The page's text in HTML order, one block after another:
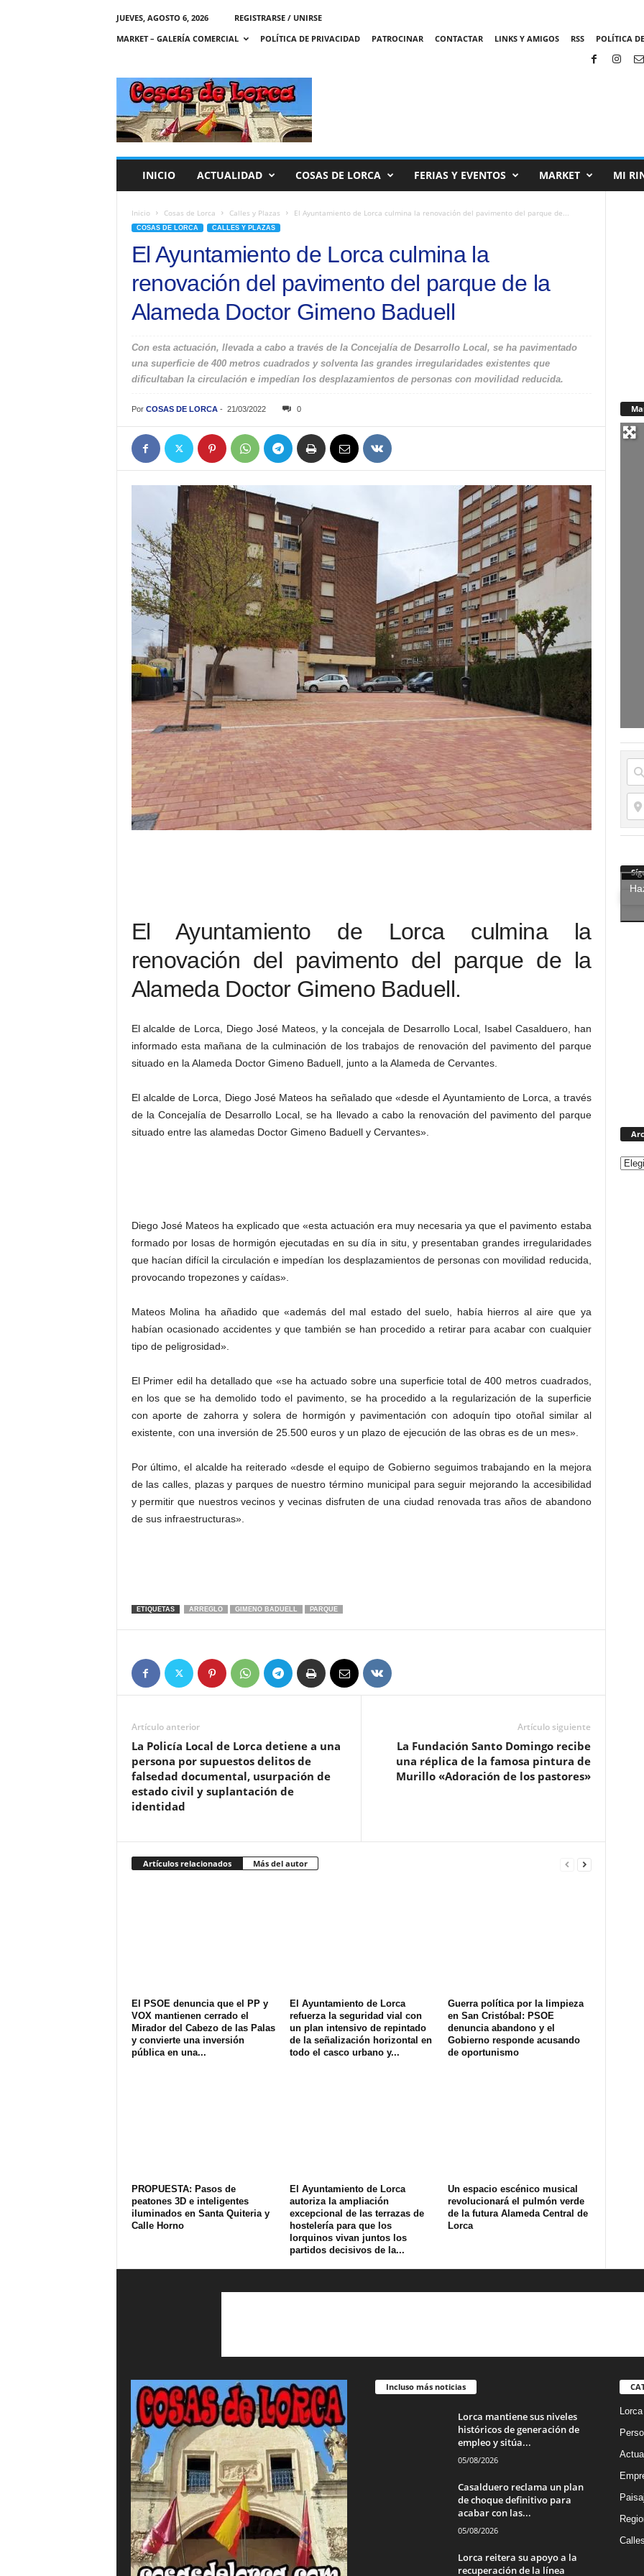
JUEVES, AGOSTO 6, 2026
REGISTRARSE / UNIRSE
MARKET – GALERÍA COMERCIAL
POLÍTICA DE PRIVACIDAD PATROCINAR CONTACTAR LINKS Y AMIGOS RSS POLÍTICA
C
A
S
INICIO ACTUALIDAD COSAS DE LORCA FERIAS Y EVENTOS MARKET MI
Inicio Cosas de Lorca Calles y Plazas El Ayuntamiento de Lorca culmina la renovación del pavimento del parque de...
COSAS DE LORCA CALLES Y PLAZAS
El Ayuntamiento de Lorca culmina la
renovación del pavimento del parque de la
Alameda Doctor Gimeno Baduell
Con esta actuación, llevada a cabo a través de la Concejalía de Desarrollo Local, se ha pavimentado
una superficie de 400 metros cuadrados y solventa las grandes irregularidades existentes que
dificultaban la circulación e impedían los desplazamientos de personas con movilidad reducida.
Por COSAS DE LORCA- 21/03/2022 0
El Ayuntamiento de Lorca culmina la
renovación del pavimento del parque de la
Alameda Doctor Gimeno Baduell.
El alcalde de Lorca, Diego José Mateos, y la concejala de Desarrollo Local, Isabel Casalduero, han
informado esta mañana de la culminación de los trabajos de renovación del pavimento del parque
situado en la Alameda Doctor Gimeno Baduell, junto a la Alameda de Cervantes.
El alcalde de Lorca, Diego José Mateos ha señalado que «desde el Ayuntamiento de Lorca, a través
de la Concejalía de Desarrollo Local, se ha llevado a cabo la renovación del pavimento del parque
situado entre las alamedas Doctor Gimeno Baduell y Cervantes».
Diego José Mateos ha explicado que «esta actuación era muy necesaria ya que el pavimento estaba
formado por losas de hormigón ejecutadas en su día in situ, y presentaban grandes irregularidades
que hacían difícil la circulación e impedían los desplazamientos de personas con movilidad reducida,
provocando tropezones y caídas».
Mateos Molina ha añadido que «además del mal estado del suelo, había hierros al aire que ya
habían ocasionado accidentes y que también se han procedido a retirar para acabar con cualquier
tipo de peligrosidad».
El Primer edil ha detallado que «se ha actuado sobre una superficie total de 400 metros cuadrados,
en los que se ha demolido todo el pavimento, se ha procedido a la regularización de la superficie
con aporte de zahorra y solera de hormigón y pavimentación con adoquín tipo otoñal similar al
existente, con una inversión de 25.500 euros y un plazo de ejecución de las obras es de un mes».
Por último, el alcalde ha reiterado «desde el equipo de Gobierno seguimos trabajando en la mejora
de las calles, plazas y parques de nuestro término municipal para seguir mejorando la accesibilidad
y permitir que nuestros vecinos y vecinas disfruten de una ciudad renovada tras años de abandono
de sus infraestructuras».
ETIQUETAS ARREGLO GIMENO BADUELL PARQUE
Artículo anterior
La Policía Local de Lorca detiene a una
persona por supuestos delitos de
falsedad documental, usurpación de
estado civil y suplantación de
identidad
Artículo siguiente
La Fundación Santo Domingo recibe
una réplica de la famosa pintura de
Murillo «Adoración de los pastores»
Artículos relacionados Más del autor
El PSOE denuncia que el PP y
VOX mantienen cerrado el
Mirador del Cabezo de las Palas
y convierte una inversión
pública en una...
El Ayuntamiento de Lorca
refuerza la seguridad vial con
un plan intensivo de repintado
de la señalización horizontal en
todo el casco urbano y...
Guerra política por la limpieza
en San Cristóbal: PSOE
denuncia abandono y el
Gobierno responde acusando
de oportunismo
PROPUESTA: Pasos de
peatones 3D e inteligentes
iluminados en Santa Quiteria y
Calle Horno
El Ayuntamiento de Lorca
autoriza la ampliación
excepcional de las terrazas de
hostelería para que los
lorquinos vivan juntos los
partidos decisivos de la...
Un espacio escénico musical
revolucionará el pulmón verde
de la futura Alameda Central de
Lorca
Incluso más noticias
Lorca mantiene sus niveles
históricos de generación de
empleo y sitúa...
05/08/2026
Casalduero reclama un plan
de choque definitivo para
acabar con las...
05/08/2026
Lorca reitera su apoyo a la
recuperación de la línea
Lorca